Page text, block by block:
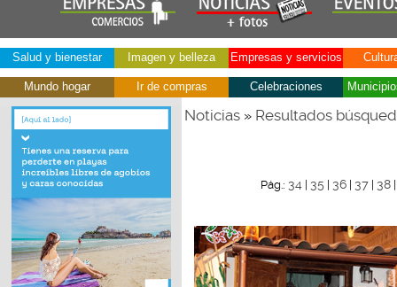
Salud y bienestar Imagen y belleza Empresas y servicios
Mundo hogar Ir de compras Celebraciones
Noticias» Resultados
Pág.: 34 35 36 37 38